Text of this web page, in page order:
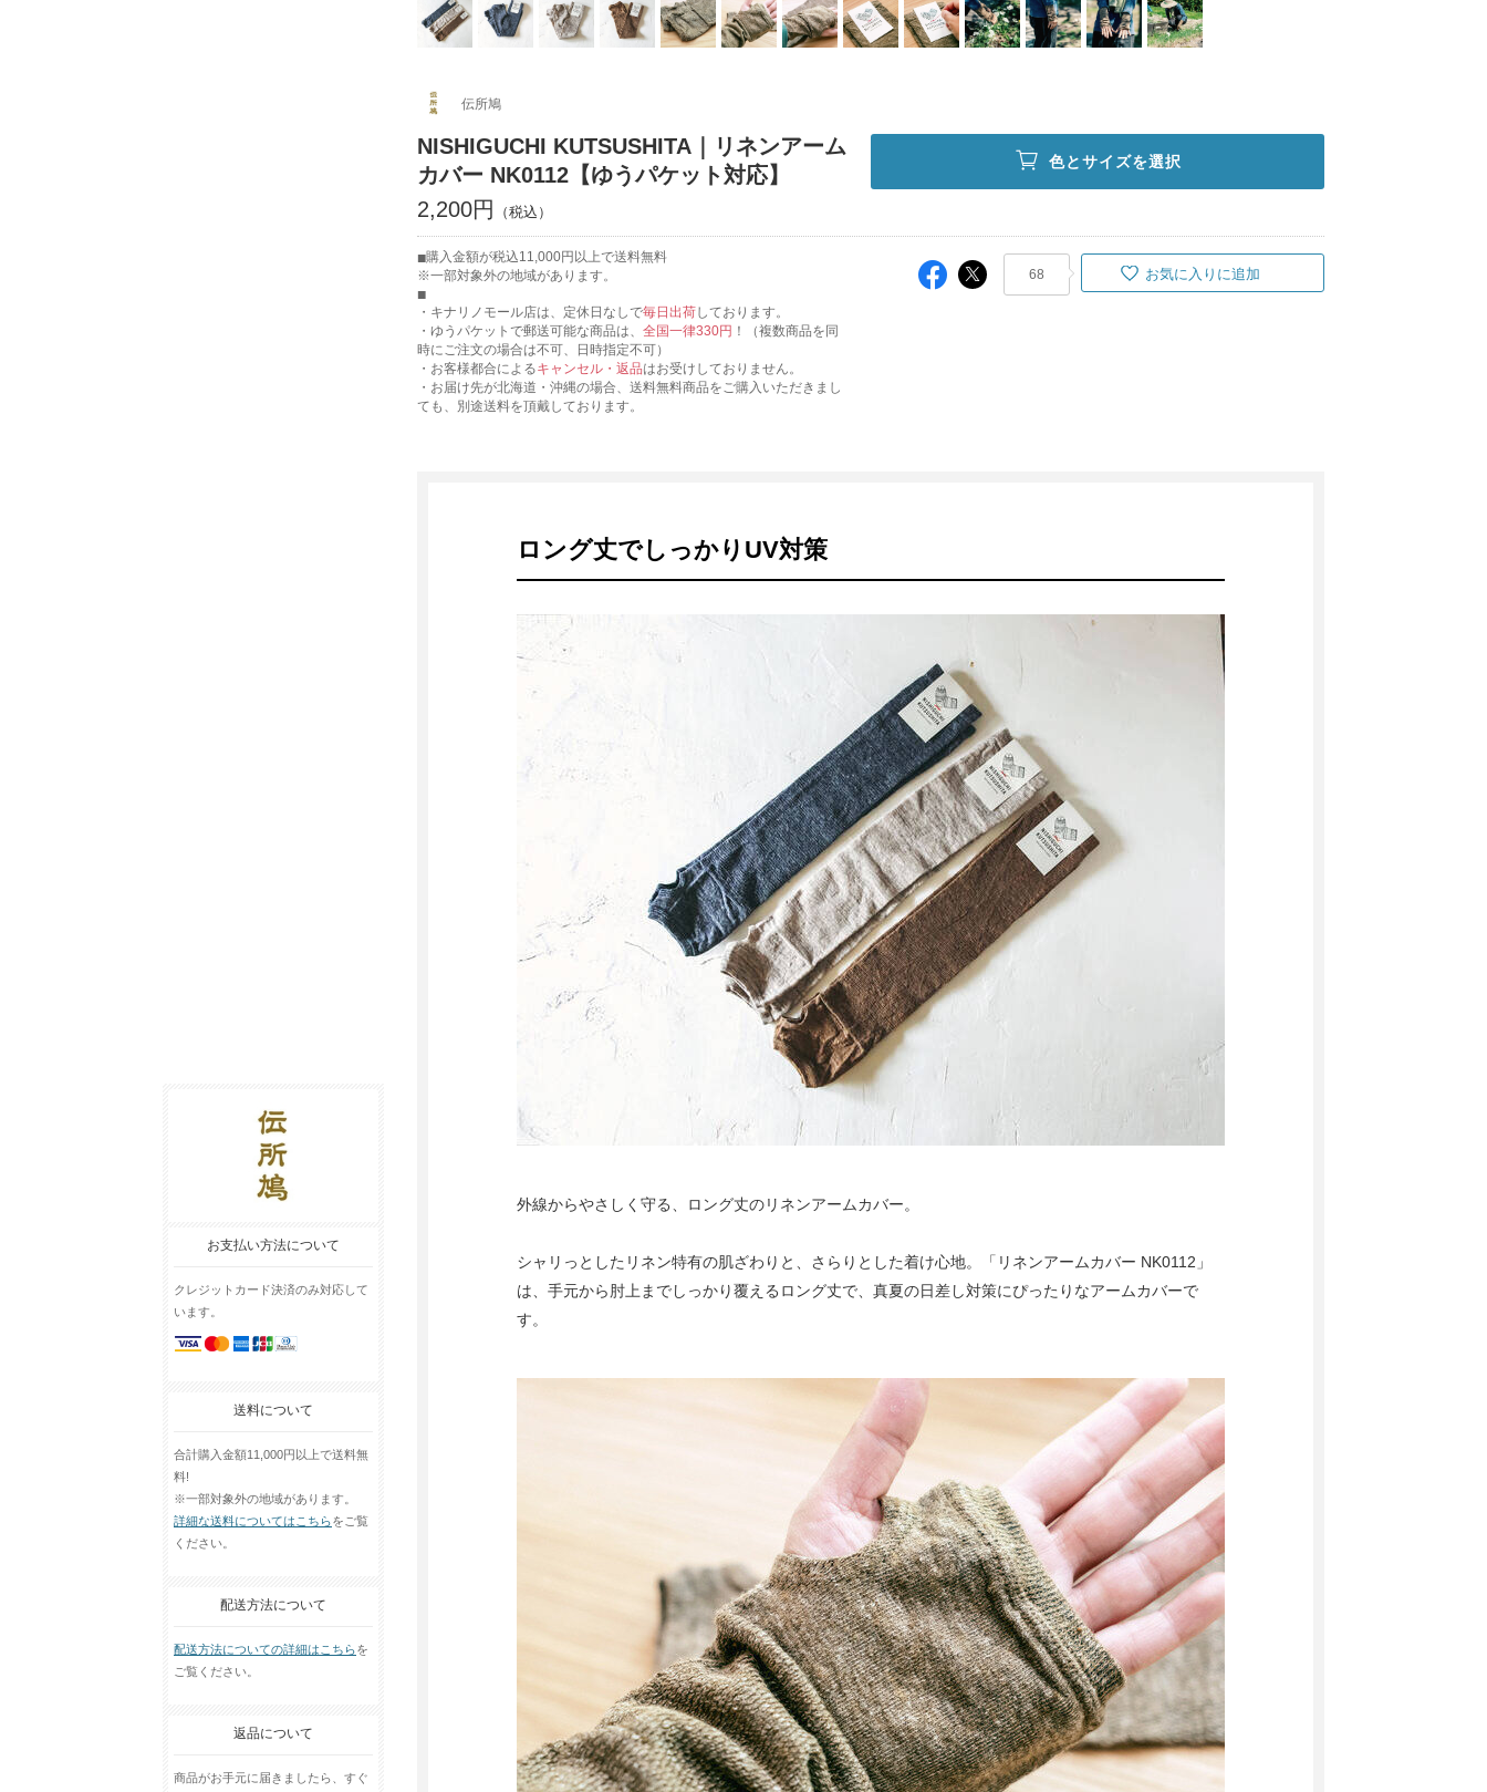
お支払い方法について
クレジットカード決済のみ対応して
います。
送料について
合計購入金額11,000円以上で送料無
料!
※一部対象外の地域があります。
詳細な送料についてはこちらをご覧
ください。
配送方法について
配送方法についての詳細はこちらを
ご覧ください。
返品について
商品がお手元に届きましたら、すぐ
伝所鳩
NISHIGUCHI KUTSUSHITA｜リネンアーム
カバー NK0112【ゆうパケット対応】
2,200円
色とサイズを選択
購入金額が税込11,000円以上で送料無料
※一部対象外の地域があります。
・キナリノモール店は、定休日なしで毎日出荷しております。
・ゆうパケットで郵送可能な商品は、 全国一律330円 ！（複数商品を同
時にご注文の場合は不可、日時指定不可）
・お客様都合によるキャンセル・返品はお受けしておりません。
・お届け先が北海道・沖縄の場合、送料無料商品をご購入いただきまし
ても、別途送料を頂戴しております。
68 お気に入りに追加
ロング丈でしっかりUV対策
外線からやさしく守る、ロング丈のリネンアームカバー。
シャリっとしたリネン特有の肌ざわりと、さらりとした着け心地。「リネンアームカバー NK0112」
は、手元から肘上までしっかり覆えるロング丈で、真夏の日差し対策にぴったりなアームカバーで
す。